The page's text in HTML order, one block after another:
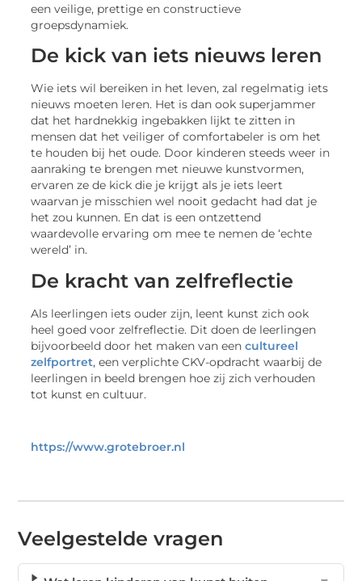
een veilige, prettige en constructieve
groepsdynamiek.
De kick van iets nieuws leren
Wie iets wil bereiken in het leven, zal regelmatig iets
nieuws moeten leren. Het is dan ook superjammer
dat het hardnekkig ingebakken lijkt te zitten in
mensen dat het veiliger of comfortabeler is om het
te houden bij het oude. Door kinderen steeds weer in
aanraking te brengen met nieuwe kunstvormen,
ervaren ze de kick die je krijgt als je iets leert
waarvan je misschien wel nooit gedacht had dat je
het zou kunnen. En dat is een ontzettend
waardevolle ervaring om mee te nemen de ‘echte
wereld’ in.
De kracht van zelfreflectie
Als leerlingen iets ouder zijn, leent kunst zich ook
heel goed voor zelfreflectie. Dit doen de leerlingen
bijvoorbeeld door het maken van eencultureel
zelfportret, een verplichte CKV-opdracht waarbij de
leerlingen in beeld brengen hoe zij zich verhouden
tot kunst en cultuur.
https://www.grotebroer.nl
Veelgestelde vragen